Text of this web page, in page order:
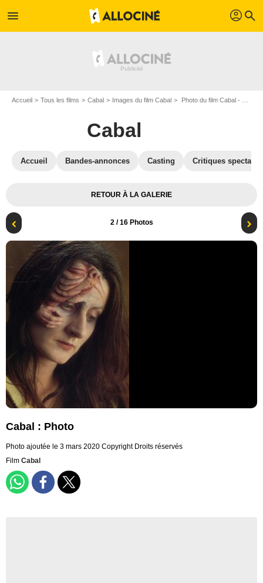
menu profil search
Accueil Tous les films Cabal Images du film Cabal Photo du film Cabal - Photo 2
Cabal
Accueil Bandes-annonces Casting Critiques
RETOUR À LA GALERIE
2/ 16 Photos
Cabal : Photo
Photo ajoutée le 3 mars 2020 Copyright Droits réservés
Film Cabal